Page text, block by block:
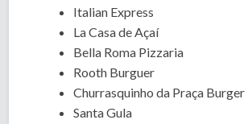
Italian Express
La Casa de Açaí
Bella Roma Pizzaria
Rooth Burguer
Churrasquinho da Praça Burger
Santa Gula